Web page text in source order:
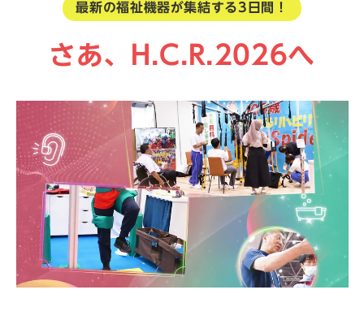
最新の福祉機器が集結する3日間！
さあ、H.C.R.2026へ